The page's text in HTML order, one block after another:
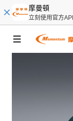
摩曼頓
立刻使用官方